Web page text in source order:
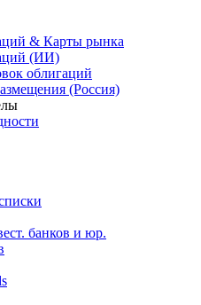
& Карты рынка
(ИИ)
облигаций
(Россия)
банков и юр.